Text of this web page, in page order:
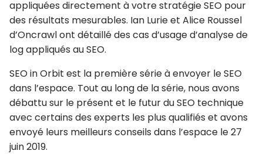
appliquées directement à votre stratégie SEO pour
des résultats mesurables. Ian Lurie et Alice Roussel
d’Oncrawl ont détaillé des cas d’usage d’analyse de
log appliqués au SEO.
SEO in Orbit est la première série à envoyer le SEO
dans l’espace. Tout au long de la série, nous avons
débattu sur le présent et le futur du SEO technique
avec certains des experts les plus qualifiés et avons
envoyé leurs meilleurs conseils dans l’espace le 27
juin 2019.